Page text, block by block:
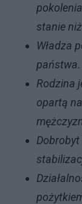
stanie
Władza
państwa.
Rodzina
opartą